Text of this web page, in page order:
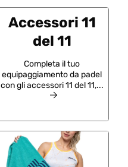
Accessori 11
del 11
Completa il tuo
equipaggiamento da padel
con gli accessori 11 del 11,...